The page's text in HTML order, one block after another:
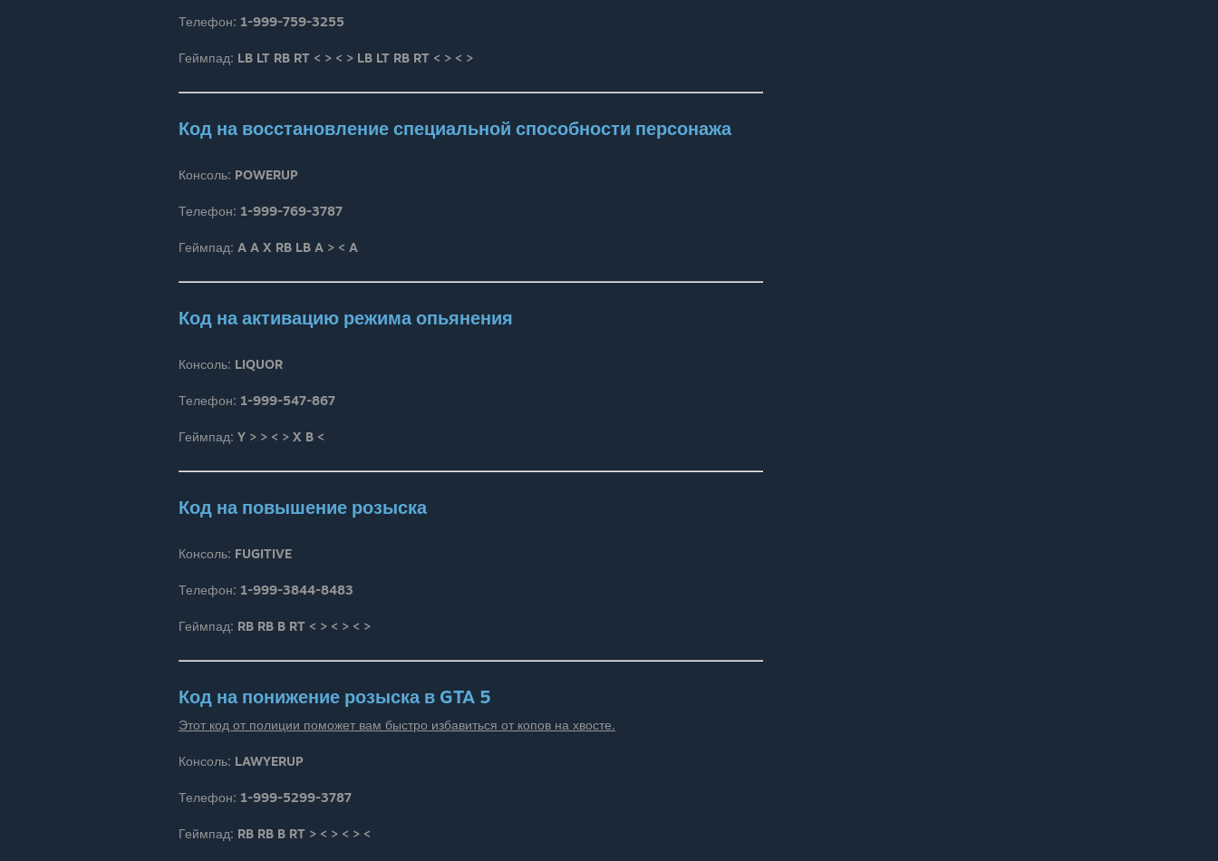
Телефон: 1-999-759-3255
Геймпад: LB LT RB RT < > < > LB LT RB RT < > < >
Код на восстановление специальной способности персонажа
Консоль: POWERUP
Телефон: 1-999-769-3787
Геймпад: A A X RB LB A > < A
Код на активацию режима опьянения
Консоль: LIQUOR
Телефон: 1-999-547-867
Геймпад: Y > > < > X B <
Код на повышение розыска
Консоль: FUGITIVE
Телефон: 1-999-3844-8483
Геймпад: RB RB B RT < > < > < >
Код на понижение розыска в GTA 5
Этот код от полиции поможет вам быстро избавиться от копов на хвосте.
Консоль: LAWYERUP
Телефон: 1-999-5299-3787
Геймпад: RB RB B RT > < > < > <